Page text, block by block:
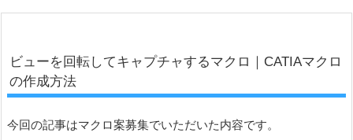
ビューを回転してキャプチャするマクロ｜CATIAマクロ
の作成方法
今回の記事はマクロ案募集でいただいた内容です。